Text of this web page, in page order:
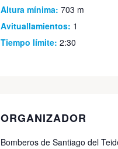
Altura mínima: 703 m
Avituallamientos: 1
Tiempo límite: 2:30
ORGANIZADOR
Bomberos de Santiago del